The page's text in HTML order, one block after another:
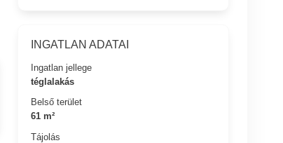
INGATLAN ADATAI
Ingatlan jellege
téglalakás
Belső terület
61 m²
Tájolás